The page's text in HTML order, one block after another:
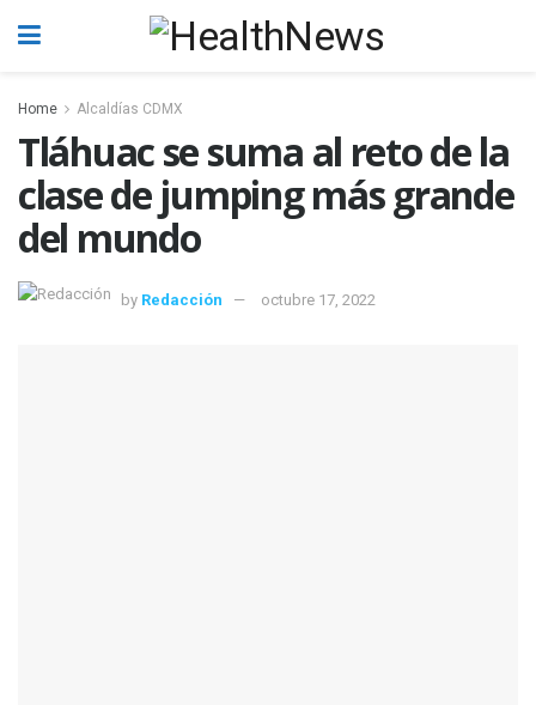
Home Alcaldías CDMX
Tláhuac se suma al reto de la
clase de jumping más grande
del mundo
by Redacción octubre 17, 2022